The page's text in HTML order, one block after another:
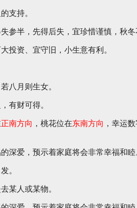
支持。
参半，先得后失，宜珍惜谨慎，秋冬
投资、宜守旧，小生意有利。
八月则生女。
有财可得。
正南方向 ，桃花位在东南方向 ，幸运
深爱，预示着家庭将会非常幸福和睦
。
某人或某物。